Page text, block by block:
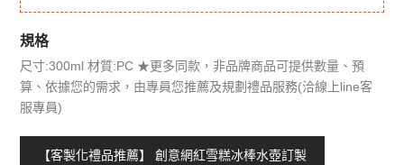
規格
尺寸:300ml 材質:PC ★更多同款，非品牌商品可提供數量、預
算、依據您的需求，由專員您推薦及規劃禮品服務(洽線上line客
服專員)
【客製化禮品推薦】 創意網紅雪糕冰棒水壺訂製